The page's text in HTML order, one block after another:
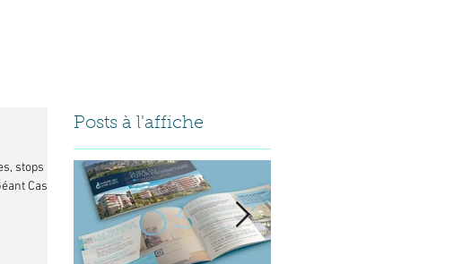
stops
Casino
Posts à l'affiche